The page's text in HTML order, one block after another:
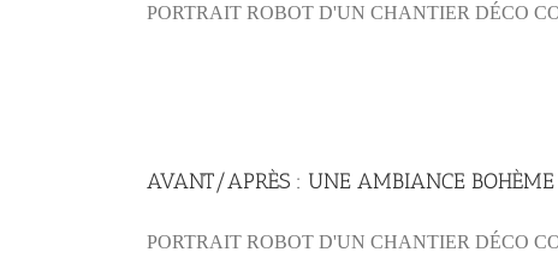
PORTRAIT ROBOT D'UN CHANTIER DÉCO
AVANT/APRÈS : UNE AMBIANCE
PORTRAIT ROBOT D'UN CHANTIER DÉCO